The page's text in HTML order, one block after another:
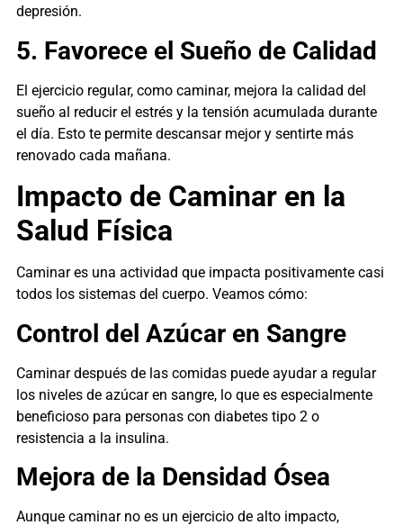
depresión.
5. Favorece el Sueño de Calidad
El ejercicio regular, como caminar, mejora la calidad del
sueño al reducir el estrés y la tensión acumulada durante
el día. Esto te permite descansar mejor y sentirte más
renovado cada mañana.
Impacto de Caminar en la
Salud Física
Caminar es una actividad que impacta positivamente casi
todos los sistemas del cuerpo. Veamos cómo:
Control del Azúcar en Sangre
Caminar después de las comidas puede ayudar a regular
los niveles de azúcar en sangre, lo que es especialmente
beneficioso para personas con diabetes tipo 2 o
resistencia a la insulina.
Mejora de la Densidad Ósea
Aunque caminar no es un ejercicio de alto impacto,